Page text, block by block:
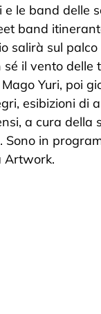
le band delle
band
salirà sul palco
il vento delle
Yuri, poi
esibizioni di
a cura della
Sono in
Artwork.